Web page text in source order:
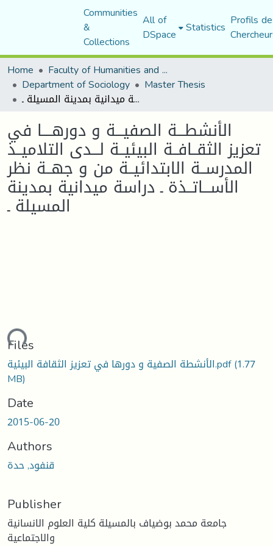
Communities
&
Collections
All of
DSpace Statistics Profils
Home
Faculty of Humanities and Social Sciences
Department of Sociology Master Thesis
الأنشطـــة الصفیـــة و دورھــــا في تعزیز الثقــافــة البیئیــة لـــدى التلامیــذ المدرســة الابتدائیــة من و جھــة نظر الأســـاتــذة ـ دراسة میدانیة بمدینة المسیلة ـ
الأنشطـــة الصفیـــة و دورھــــا في
تعزیز الثقــافــة البیئیــة لـــدى التلامیــذ
المدرســة الابتدائیــة من و جھــة نظر
الأســـاتــذة ـ دراسة میدانیة بمدینة
المسیلة ـ
Files
الأنشطة الصفیة و دورھا في تعزیز الثقافة البیئیة.pdf(1.77
MB)
Date
2015-06-20
Authors
قنفود, حدة
Publisher
جامعة محمد بوضياف بالمسيلة كلية العلوم الانسانية
والاجتماعية